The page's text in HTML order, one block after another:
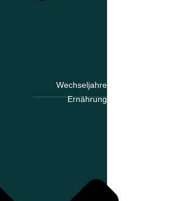
Wechseljahre
Ernährung